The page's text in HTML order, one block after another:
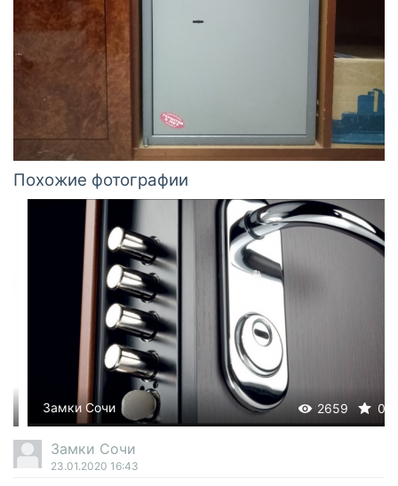
Похожие фотографии
2659 0
Замки Сочи
Замки Сочи
23.01.2020 16:43